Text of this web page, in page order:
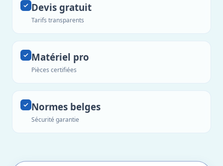
Devis gratuit
Tarifs transparents
Matériel pro
Pièces certifiées
Normes belges
Sécurité garantie